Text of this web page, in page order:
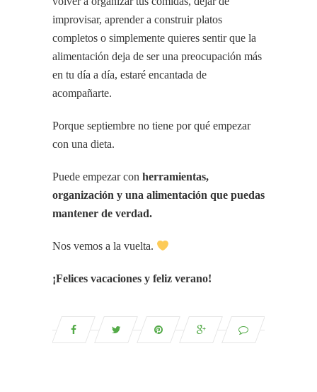
improvisar, aprender a construir platos
completos o simplemente quieres sentir que la
alimentación deja de ser una preocupación más
en tu día a día, estaré encantada de
acompañarte.
Porque septiembre no tiene por qué empezar
con una dieta.
Puede empezar con herramientas,
organización y una alimentación que puedas
mantener de verdad.
Nos vemos a la vuelta.
¡Felices vacaciones y feliz verano!